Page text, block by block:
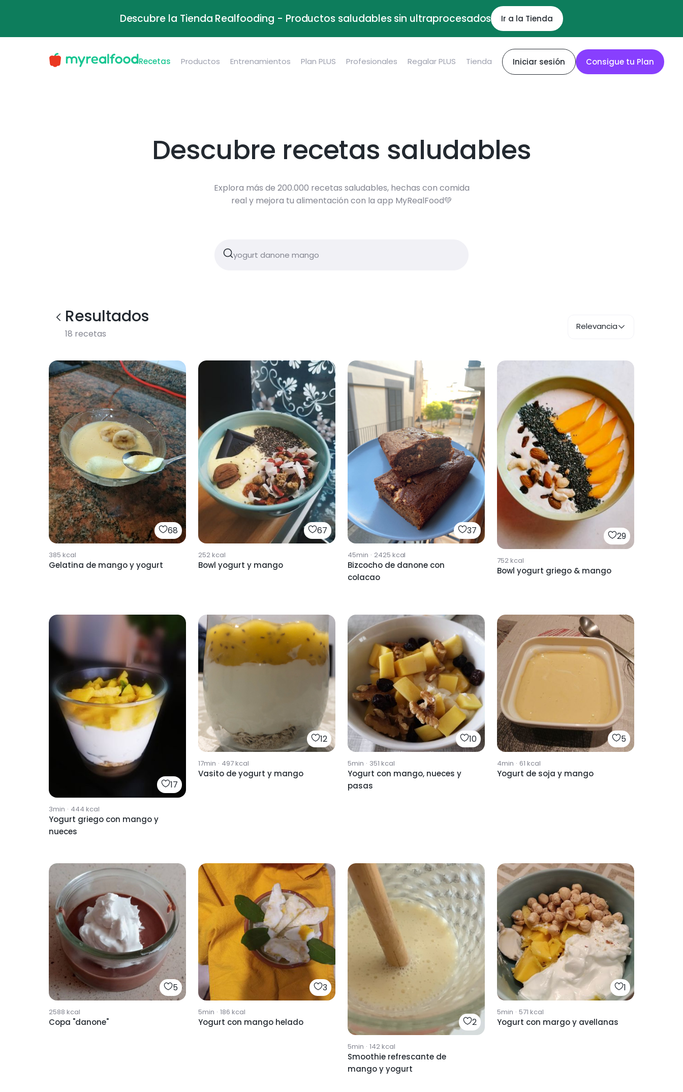
Descubre la Tienda Realfooding - Productos saludables sin ultraprocesados Ir a la Tienda
Recetas Productos Entrenamientos Plan PLUS Profesionales Regalar PLUS Tienda Iniciar sesión Consigue tu Plan
Descubre recetas saludables
Explora más de 200.000 recetas saludables, hechas con comida
real y mejora tu alimentación con la app MyRealFood💚
Resultados
18 recetas
Relevancia
68
385 kcal
Gelatina de mango y yogurt
67
252kcal
Bowl yogurt y mango
37
45min · 2425 kcal
Bizcocho de danone con
colacao
29
752kcal
Bowl yogurt griego & mango
17
3min · 444 kcal
Yogurt griego con mango y
nueces
12
17min · 497kcal
Vasito de yogurt y mango
10
5min · 351 kcal
Yogurt con mango, nueces y
pasas
5
4min · 61 kcal
Yogurt de soja y mango
5
2588 kcal
Copa "danone"
3
5min · 186 kcal
Yogurt con mango helado 2
5min · 142kcal
Smoothie refrescante de
mango y yogurt
1
5min · 571 kcal
Yogurt con margo y avellanas